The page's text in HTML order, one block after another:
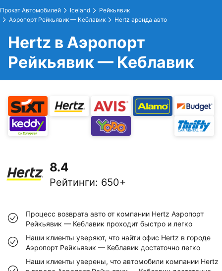
Прокат Автомобилей Iceland
Рейкьявик
Аэропорт Рейкьявик — Кеблавик
Hertz аренда авто
Hertz в Аэропорт
Рейкьявик — Кеблавик
8.4
Рейтинги: 650+
Процесс возврата авто от компании Hertz Аэропорт
Рейкьявик — Кеблавик проходит быстро и легко
Наши клиенты уверяют, что найти офис Hertz в городе
Аэропорт Рейкьявик — Кеблавик достаточно легко
Наши клиенты уверены, что автомобили компании Hertz